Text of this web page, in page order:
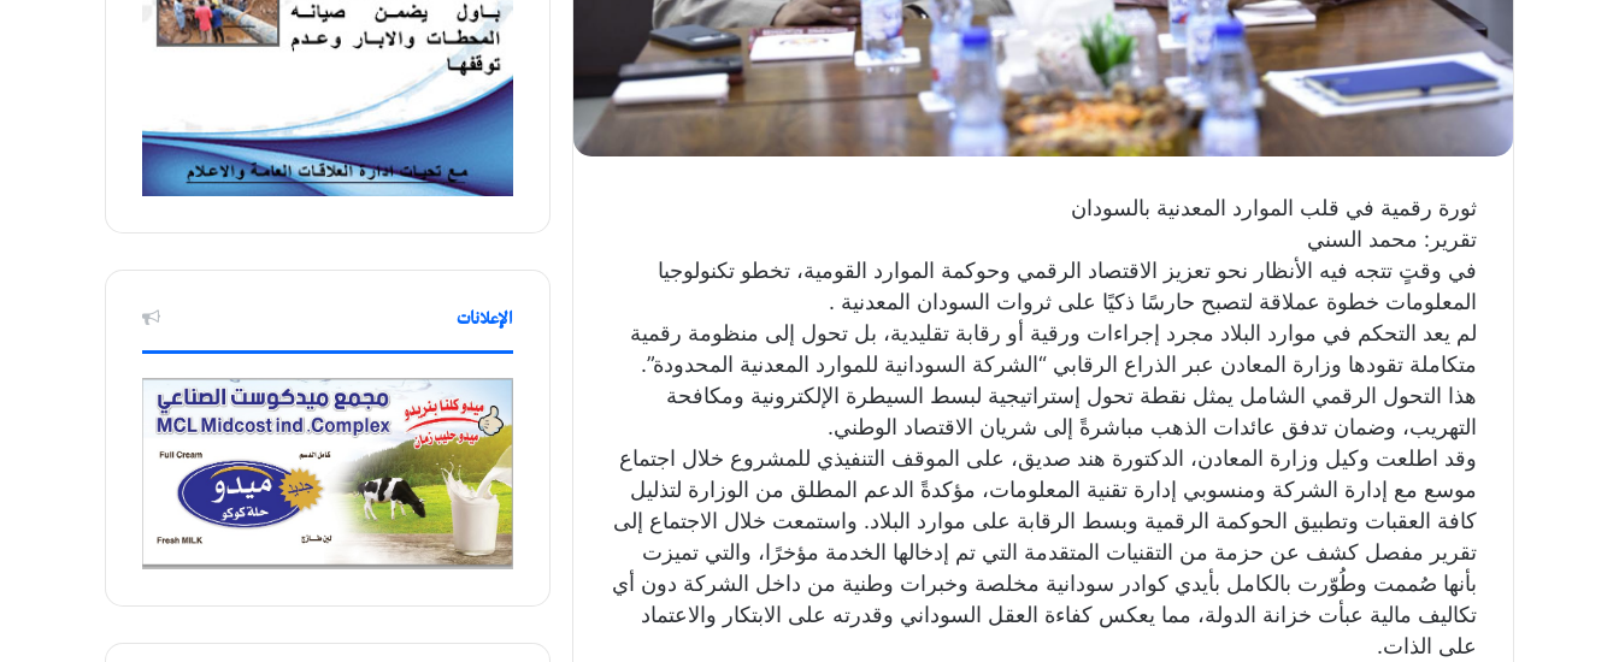
ثورة رقمية في قلب الموارد المعدنية بالسودان
تقرير: محمد السني
في وقتٍ تتجه فيه الأنظار نحو تعزيز الاقتصاد الرقمي وحوكمة الموارد القومية، تخطو تكنولوجيا
المعلومات خطوة عملاقة لتصبح حارسًا ذكيًا على ثروات السودان المعدنية .
لم يعد التحكم في موارد البلاد مجرد إجراءات ورقية أو رقابة تقليدية، بل تحول إلى منظومة رقمية
متكاملة تقودها وزارة المعادن عبر الذراع الرقابي “الشركة السودانية للموارد المعدنية المحدودة”.
هذا التحول الرقمي الشامل يمثل نقطة تحول إستراتيجية لبسط السيطرة الإلكترونية ومكافحة
التهريب، وضمان تدفق عائدات الذهب مباشرةً إلى شريان الاقتصاد الوطني.
وقد اطلعت وكيل وزارة المعادن، الدكتورة هند صديق، على الموقف التنفيذي للمشروع خلال اجتماع
موسع مع إدارة الشركة ومنسوبي إدارة تقنية المعلومات، مؤكدةً الدعم المطلق من الوزارة لتذليل
كافة العقبات وتطبيق الحوكمة الرقمية وبسط الرقابة على موارد البلاد. واستمعت خلال الاجتماع إلى
تقرير مفصل كشف عن حزمة من التقنيات المتقدمة التي تم إدخالها الخدمة مؤخرًا، والتي تميزت
بأنها صُممت وطُوّرت بالكامل بأيدي كوادر سودانية مخلصة وخبرات وطنية من داخل الشركة دون أي
تكاليف مالية عبأت خزانة الدولة، مما يعكس كفاءة العقل السوداني وقدرته على الابتكار والاعتماد
على الذات.
الإعلانات